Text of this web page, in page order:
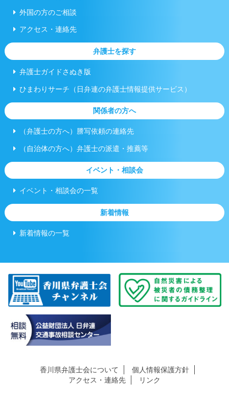
外国の方のご相談
アクセス・連絡先
弁護士を探す
弁護士ガイドさぬき版
ひまわりサーチ（日弁連の弁護士情報提供サービス）
関係者の方へ
（弁護士の方へ）謄写依頼の連絡先
（自治体の方へ）弁護士の派遣・推薦等
イベント・相談会
イベント・相談会の一覧
新着情報
新着情報の一覧
香川県弁護士会について
個人情報保護方針
アクセス・連絡先
リンク